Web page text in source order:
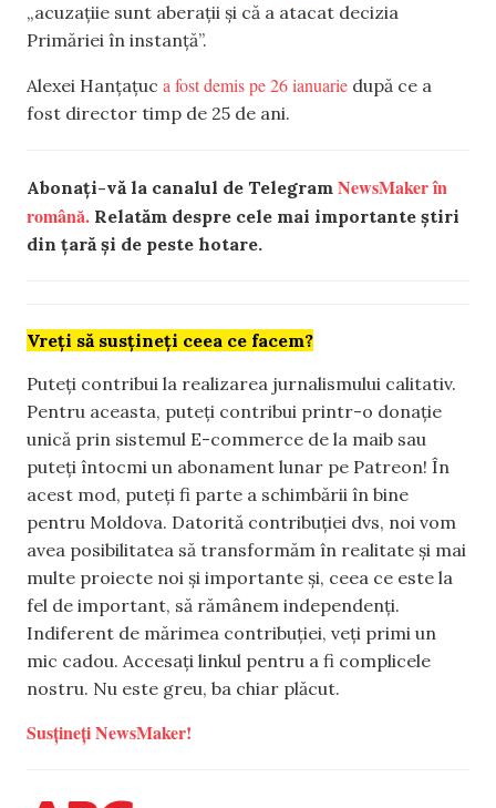
„acuzaţiie sunt aberaţii şi că a atacat decizia
Primăriei în instanţă”.
Alexei Hanţaţuc a fost demis pe 26 ianuarie după ce a
fost director timp de 25 de ani.
Abonați-vă la canalul de Telegram NewsMaker în
română. Relatăm despre cele mai importante știri
din țară și de peste hotare.
Vreți să susțineți ceea ce facem?
Puteți contribui la realizarea jurnalismului calitativ.
Pentru aceasta, puteți contribui printr-o donație
unică prin sistemul E-commerce de la maib sau
puteți întocmi un abonament lunar pe Patreon! În
acest mod, puteți fi parte a schimbării în bine
pentru Moldova. Datorită contribuției dvs, noi vom
avea posibilitatea să transformăm în realitate și mai
multe proiecte noi și importante și, ceea ce este la
fel de important, să rămânem independenți.
Indiferent de mărimea contribuției, veți primi un
mic cadou. Accesați linkul pentru a fi complicele
nostru. Nu este greu, ba chiar plăcut.
Susțineți NewsMaker!